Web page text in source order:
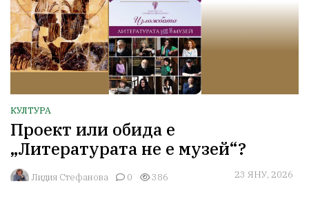
КУЛТУРА
Проект или обида е
„Литературата не е музей“?
Лидия Стефанова 0 386 23 ЯНУ, 2026